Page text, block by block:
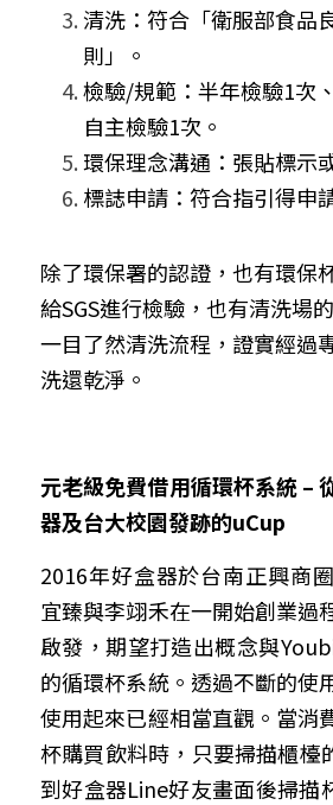
清洗：符合「衛服部食品
則」。
檢驗/規範：半年檢驗1次
自主檢驗1次。
環保理念溝通：張貼標示
標誌申請：符合指引得申
除了環保署的認證，也有環保
給SGS進行檢驗，也有清洗場
一目了然清洗流程，證實經過
洗還乾淨。
元老級免費借用循環杯系統 –
器及台大校園發跡的uCup
2016年好盒器於台南正興商
宜臻與李翊禾在一開始創業過
啟發，期望打造出概念與
的循環杯系統。透過不斷的使
使用起來已經相當直觀。當消
杯購買飲料時，只要掃描櫃檯
到好盒器Line好友畫面後掃描